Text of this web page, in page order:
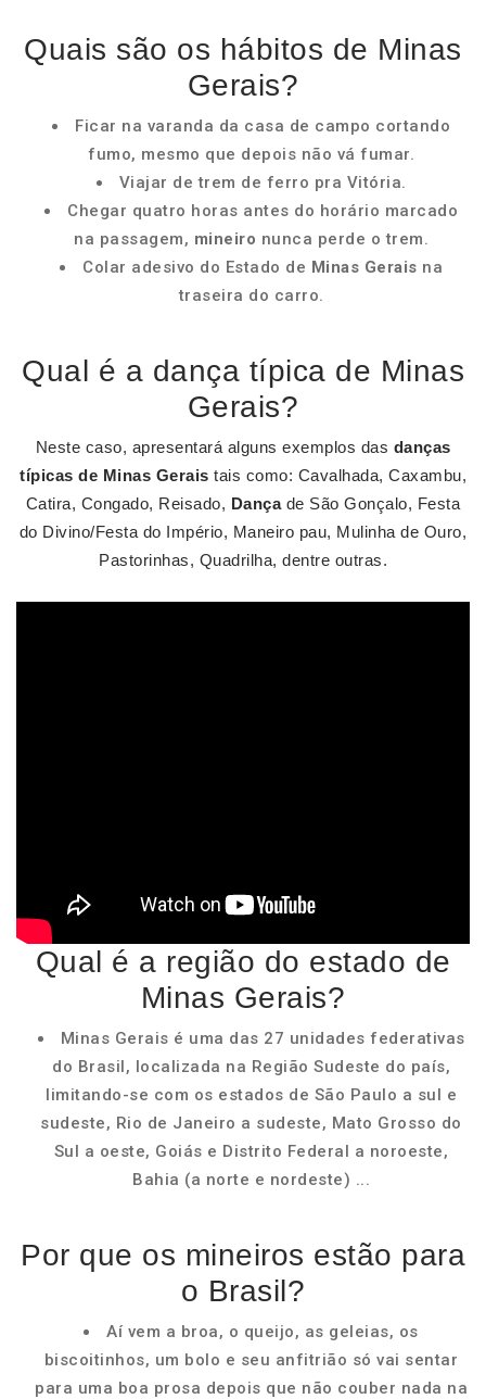
Quais são os hábitos de Minas
Gerais?
Ficar na varanda da casa de campo cortando
fumo, mesmo que depois não vá fumar.
Viajar de trem de ferro pra Vitória.
Chegar quatro horas antes do horário marcado
na passagem, mineiro nunca perde o trem.
Colar adesivo do Estado de Minas Gerais na
traseira do carro.
Qual é a dança típica de Minas
Gerais?
Neste caso, apresentará alguns exemplos das danças
típicas de Minas Gerais tais como: Cavalhada, Caxambu,
Catira, Congado, Reisado, Dançade São Gonçalo, Festa
do Divino/Festa do Império, Maneiro pau, Mulinha de Ouro,
Pastorinhas, Quadrilha, dentre outras.
Qual é a região do estado de
Minas Gerais?
Minas Gerais é uma das 27 unidades federativas
do Brasil, localizada na Região Sudeste do país,
limitando-se com os estados de São Paulo a sul e
sudeste, Rio de Janeiro a sudeste, Mato Grosso do
Sul a oeste, Goiás e Distrito Federal a noroeste,
Bahia (a norte e nordeste) ...
Por que os mineiros estão para
o Brasil?
Aí vem a broa, o queijo, as geleias, os
biscoitinhos, um bolo e seu anfitrião só vai sentar
para uma boa prosa depois que não couber nada na